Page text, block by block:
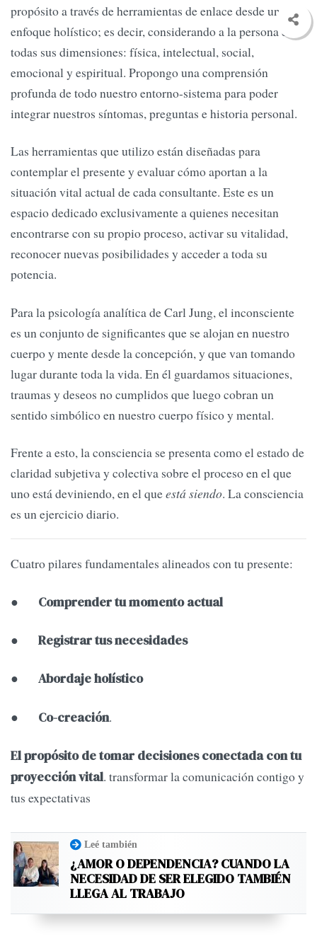
propósito a través de herramientas de enlace desde un
enfoque holístico; es decir, considerando a la persona en
todas sus dimensiones: física, intelectual, social,
emocional y espiritual. Propongo una comprensión
profunda de todo nuestro entorno-sistema para poder
integrar nuestros síntomas, preguntas e historia personal.
Las herramientas que utilizo están diseñadas para
contemplar el presente y evaluar cómo aportan a la
situación vital actual de cada consultante. Este es un
espacio dedicado exclusivamente a quienes necesitan
encontrarse con su propio proceso, activar su vitalidad,
reconocer nuevas posibilidades y acceder a toda su
potencia.
Para la psicología analítica de Carl Jung, el inconsciente
es un conjunto de significantes que se alojan en nuestro
cuerpo y mente desde la concepción, y que van tomando
lugar durante toda la vida. En él guardamos situaciones,
traumas y deseos no cumplidos que luego cobran un
sentido simbólico en nuestro cuerpo físico y mental.
Frente a esto, la consciencia se presenta como el estado de
claridad subjetiva y colectiva sobre el proceso en el que
uno está deviniendo, en el queestá siendo. La consciencia
es un ejercicio diario.
Cuatro pilares fundamentales alineados con tu presente:
● Comprender tu momento actual
● Registrar tus necesidades
● Abordaje holístico
● Co-creación.
El propósito de tomar decisiones conectada con tu
proyección vital. transformar la comunicación contigo y
tus expectativas
Leé también
¿AMOR O DEPENDENCIA? CUANDO LA
NECESIDAD DE SER ELEGIDO TAMBIÉN
LLEGA AL TRABAJO